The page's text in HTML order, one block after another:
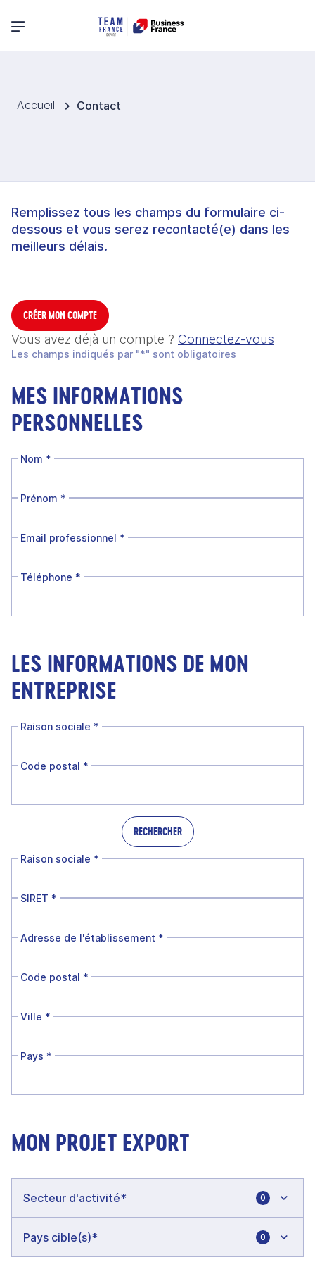
Menu principal
Accueil Contact
Remplissez tous les champs du formulaire ci-
dessous et vous serez recontacté(e) dans les
meilleurs délais.
CRÉER MON COMPTE
Vous avez déjà un compte ? Connectez-vous
Les champs indiqués par "*" sont obligatoires
MES INFORMATIONS
PERSONNELLES
Nom *
Prénom *
Email professionnel *
Téléphone *
LES INFORMATIONS DE MON
ENTREPRISE
Raison sociale *
Code postal *
RECHERCHER
Raison sociale *
SIRET *
Adresse de l'établissement *
Code postal *
Ville *
Pays *
MON PROJET EXPORT
0
0